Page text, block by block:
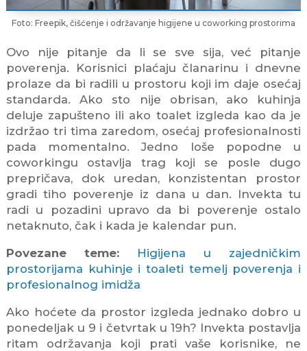
Foto: Freepik, čišćenje i održavanje higijene u coworking prostorima
Ovo nije pitanje da li se sve sija, već pitanje
poverenja. Korisnici plaćaju članarinu i dnevne
prolaze da bi radili u prostoru koji im daje osećaj
standarda. Ako sto nije obrisan, ako kuhinja
deluje zapušteno ili ako toalet izgleda kao da je
izdržao tri tima zaredom, osećaj profesionalnosti
pada momentalno. Jedno loše popodne u
coworkingu ostavlja trag koji se posle dugo
prepričava, dok uredan, konzistentan prostor
gradi tiho poverenje iz dana u dan. Invekta tu
radi u pozadini upravo da bi poverenje ostalo
netaknuto, čak i kada je kalendar pun.
Povezane teme: Higijena u zajedničkim
prostorijama kuhinje i toaleti temelj poverenja i
profesionalnog imidža
Ako hoćete da prostor izgleda jednako dobro u
ponedeljak u 9 i četvrtak u 19h? Invekta postavlja
ritam održavanja koji prati vaše korisnike, ne